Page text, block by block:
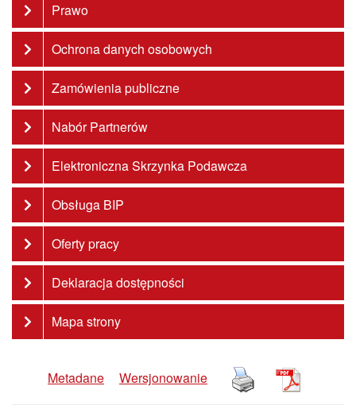
Prawo
Ochrona danych osobowych
Zamówienia publiczne
Nabór Partnerów
Elektroniczna Skrzynka Podawcza
Obsługa BIP
Oferty pracy
Deklaracja dostępności
Mapa strony
Metadane Wersjonowanie